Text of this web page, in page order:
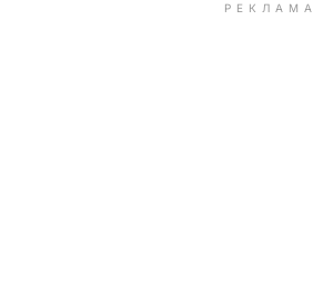
РЕКЛАМА